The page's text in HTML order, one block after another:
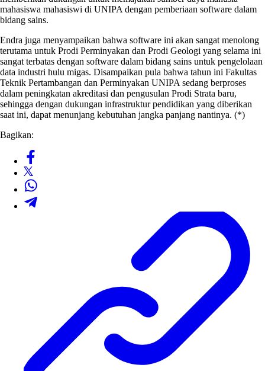
mahasiswa mahasiswi di UNIPA dengan pemberiaan software dalam
bidang sains.
Endra juga menyampaikan bahwa software ini akan sangat menolong
terutama untuk Prodi Perminyakan dan Prodi Geologi yang selama ini
sangat terbatas dengan software dalam bidang sains untuk pengelolaan
data industri hulu migas. Disampaikan pula bahwa tahun ini Fakultas
Teknik Pertambangan dan Perminyakan UNIPA sedang berproses
dalam peningkatan akreditasi dan pengusulan Prodi Strata baru,
sehingga dengan dukungan infrastruktur pendidikan yang diberikan
saat ini, dapat menunjang kebutuhan jangka panjang nantinya. (*)
Bagikan: